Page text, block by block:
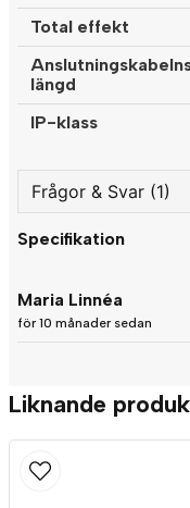
Total effekt
längd
IP-klass
Frågor & Svar (1)
question
Specifikation
Maria Linnéa
för 10 månader sedan
Liknande